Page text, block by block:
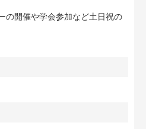
の開催や学会参加など土日祝の